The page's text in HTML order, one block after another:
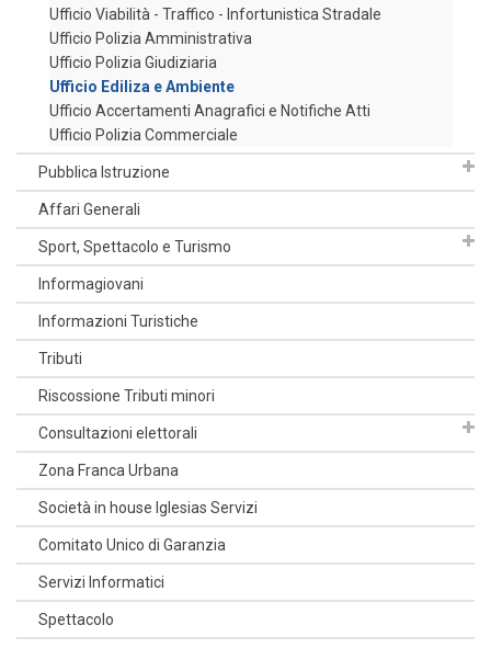
Ufficio Viabilità - Traffico - Infortunistica Stradale
Ufficio Polizia Amministrativa
Ufficio Polizia Giudiziaria
Ufficio Ediliza e Ambiente
Ufficio Accertamenti Anagrafici e Notifiche Atti
Ufficio Polizia Commerciale
Pubblica Istruzione
Affari Generali
Sport, Spettacolo e Turismo
Informagiovani
Informazioni Turistiche
Tributi
Riscossione Tributi minori
Consultazioni elettorali
Zona Franca Urbana
Società in house Iglesias Servizi
Comitato Unico di Garanzia
Servizi Informatici
Spettacolo